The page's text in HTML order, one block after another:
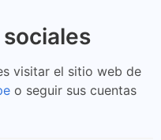
visitar el sitio web de
o seguir sus cuentas